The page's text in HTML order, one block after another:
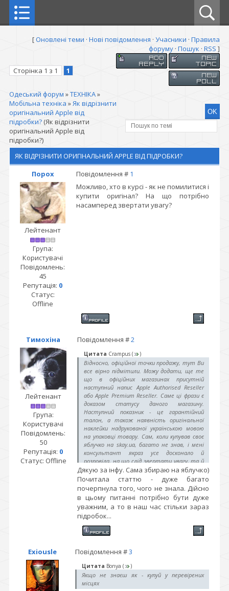
[Оновлені теми · Нові повідомлення · Учасники · Правила
форуму · Пошук · RSS ]
Сторінка 1 з 1 1
Одеський форум »ТЕХНІКА»
Мобільна техніка »Як відрізнити
оригінальний Apple від
підробки? (Як відрізнити
оригінальний Apple від
підробки?)
ЯК ВІДРІЗНИТИ ОРИГІНАЛЬНИЙ APPLE ВІД ПІДРОБКИ?
Порох
Повідомлення # 1
Лейтенант
Група:
Користувачі
Повідомлень:
45
Репутація: 0
Статус:
Offline
Можливо, хто в курсі - як не помилитися і
купити оригінал? На що потрібно
насамперед звертати увагу?
Тимохіна Повідомлення #2
Лейтенант
Група:
Користувачі
Повідомлень:
50
Репутація: 0
Статус: Offline
Цитата Crampus ( )
Відносно, офіційної точки продажу, тут Ви
все вірно підмітили. Можу додати, ще те
що в офіційних магазинах присутній
наступний напис Apple Authorised Reseller
або Apple Premium Reseller. Саме ці фрази є
доказом статусу даного магазину.
Наступний показник - це гарантійний
талон, а також наявність оригінальної
наклейки надрукованої українською мовою
на упаковці товару. Сам, коли купував своє
яблучко на skay.ua, багато не знав, і мені
консультант якраз усе досконало й
розповіла, на що слід звертати увагу, та й
стаття в них там непогана з прикладами
є з цього приводу. Перед покупкою
рекомендую все ж ознайомитися.
Дякую за інфу. Сама збираю на яблучко)
Почитала статтю - дуже багато
почерпнула того, чого не знала. Дійсно
в цьому питанні потрібно бути дуже
уважним, а то в наш час стільки зараз
підробок...
Exiousle Повідомлення #3
Цитата Bonya ( )
Якщо не знаєш як - купуй у перевірених
місцях